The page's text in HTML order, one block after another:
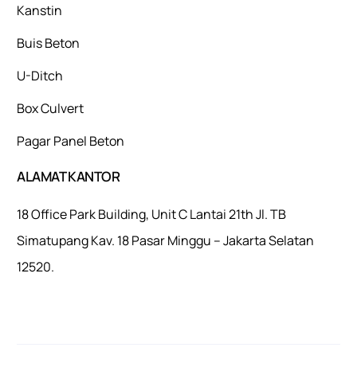
Kanstin
Buis Beton
U-Ditch
Box Culvert
Pagar Panel Beton
ALAMAT KANTOR
18 Office Park Building, Unit C Lantai 21th Jl. TB
Simatupang Kav. 18 Pasar Minggu – Jakarta Selatan
12520.